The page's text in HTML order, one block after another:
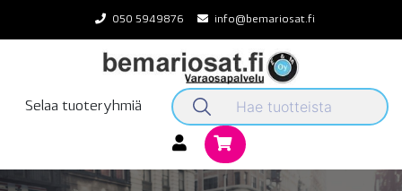
content
050 5949876 info@bemariosat.fi
Selaa tuoteryhmiä